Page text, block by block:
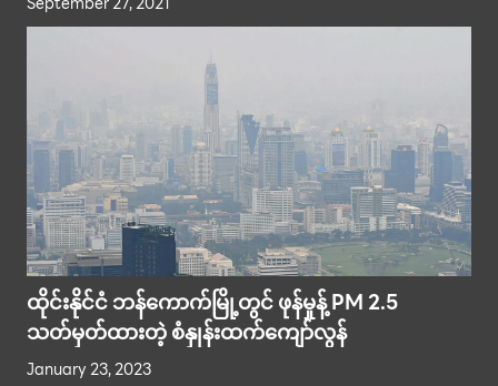
ထိုင်းနိုင်ငံ ဘန်ကောက်မြို့တွင် ဖုန်မှုန့် PM 2.5
သတ်မှတ်ထားတဲ့ စံနှုန်းထက်ကျော်လွန်
January 23, 2023